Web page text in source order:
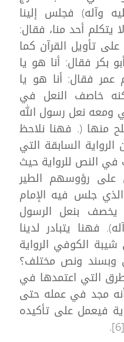
وآله) فجلس إلينا
يتكلم أحد منا، فقال:
تأويل القرآن كما
بكر فقال: أنا هو يا
عمر فقال: أنا هو يا
خاصف النعل في
ومعه نعل رسول الله
منها (. فهنا نلاحظ
السابقة التي
في النص للرواية حيث
على رؤوسهم الطير
جلس فيه الإمام
بنعل الرسول
فهنا يتبادر لدينا
شيبة الكوفي الرواية
وبسند ونص مختلف؟
التي اعتمدها في
مجد في عمله حتى
فيعمل على تأكيده